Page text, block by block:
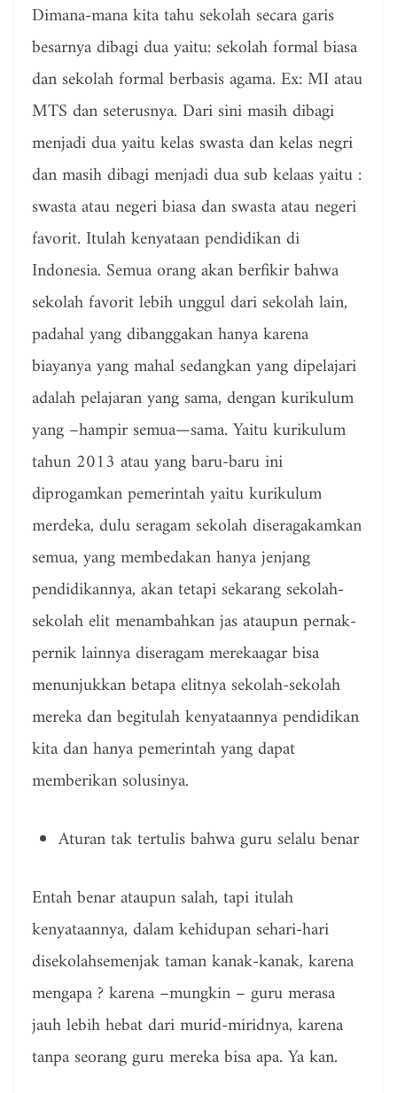
Dimana-mana kita tahu sekolah secara garis
besarnya dibagi dua yaitu: sekolah formal biasa
dan sekolah formal berbasis agama. Ex: MI atau
MTS dan seterusnya. Dari sini masih dibagi
menjadi dua yaitu kelas swasta dan kelas negri
dan masih dibagi menjadi dua sub kelaas yaitu :
swasta atau negeri biasa dan swasta atau negeri
favorit. Itulah kenyataan pendidikan di
Indonesia. Semua orang akan berfikir bahwa
sekolah favorit lebih unggul dari sekolah lain,
padahal yang dibanggakan hanya karena
biayanya yang mahal sedangkan yang dipelajari
adalah pelajaran yang sama, dengan kurikulum
yang –hampir semua—sama. Yaitu kurikulum
tahun 2013 atau yang baru-baru ini
diprogamkan pemerintah yaitu kurikulum
merdeka, dulu seragam sekolah diseragakamkan
semua, yang membedakan hanya jenjang
pendidikannya, akan tetapi sekarang sekolah-
sekolah elit menambahkan jas ataupun pernak-
pernik lainnya diseragam merekaagar bisa
menunjukkan betapa elitnya sekolah-sekolah
mereka dan begitulah kenyataannya pendidikan
kita dan hanya pemerintah yang dapat
memberikan solusinya.
Aturan tak tertulis bahwa guru selalu benar
Entah benar ataupun salah, tapi itulah
kenyataannya, dalam kehidupan sehari-hari
disekolahsemenjak taman kanak-kanak, karena
mengapa ? karena –mungkin – guru merasa
jauh lebih hebat dari murid-miridnya, karena
tanpa seorang guru mereka bisa apa. Ya kan.